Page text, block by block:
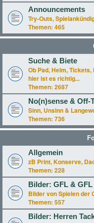
Announcements
Try-Outs,
Themen: 465
Suche & Biete
Ob Pad, Helm,
hier ist es richtig...
Themen: 2687
No(n)sense & Off-
Sinn, Unsinn &
Themen: 736
Allgemein
zB Print, Konserve,
Themen: 228
Bilder: GFL & GFL
Bilder von Spielen der
Themen: 557
Bilder: Herren